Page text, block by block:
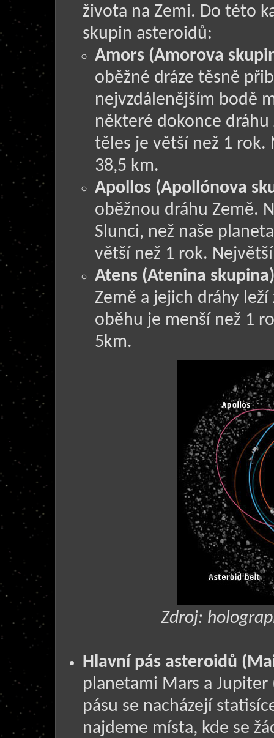
života na Zemi. Do této
skupin asteroidů:
Amors (Amorova
oběžné dráze těsně
nejvzdálenějším bodě
některé dokonce
těles je větší než 1 rok.
38,5 km.
Apollos (Apollónova
oběžnou dráhu Země.
Slunci, než naše
větší než 1 rok.
Atens (Atenina skupina)
Země a jejich dráhy
oběhu je menší než 1
5km.
Zdroj:
Hlavní pás asteroidů
planetami Mars a Jupiter
pásu se nacházejí
najdeme místa, kde se